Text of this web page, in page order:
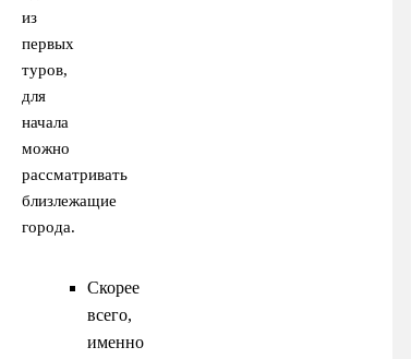
из
первых
туров,
для
начала
можно
рассматривать
близлежащие
города.
Скорее
всего,
именно